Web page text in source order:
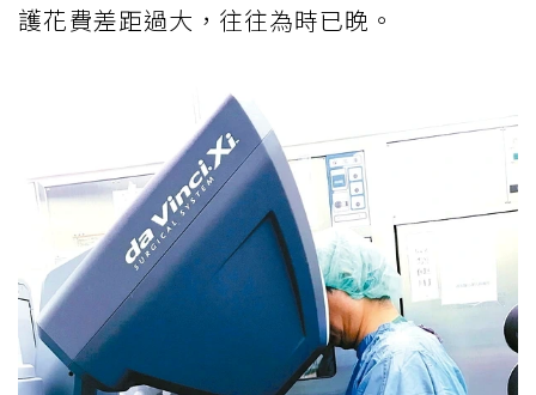
護花費差距過大，往往為時已晚。